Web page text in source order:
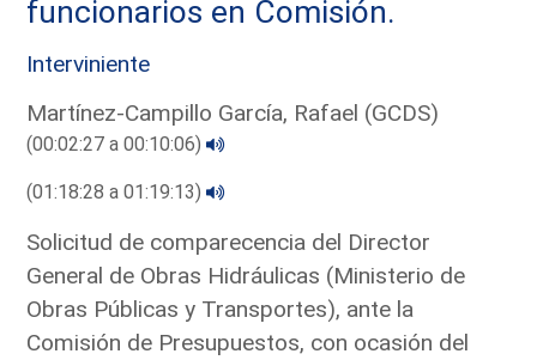
funcionarios en Comisión.
Interviniente
Martínez-Campillo García, Rafael (GCDS)
(00:02:27 a 00:10:06)
(01:18:28 a 01:19:13)
Solicitud de comparecencia del Director
General de Obras Hidráulicas (Ministerio de
Obras Públicas y Transportes), ante la
Comisión de Presupuestos, con ocasión del